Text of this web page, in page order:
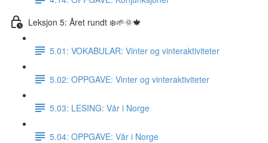
Leksjon 5: Året rundt ❄️🌱🌞🍁
5.01: VOKABULAR: Vinter og vinteraktiviteter
5.02: OPPGAVE: Vinter og vinteraktiviteter
5.03: LESING: Vår i Norge
5.04: OPPGAVE: Vår i Norge